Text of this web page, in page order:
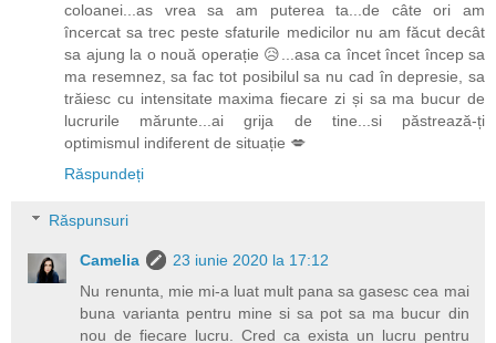
coloanei...as vrea sa am puterea ta...de câte ori am
încercat sa trec peste sfaturile medicilor nu am făcut decât
sa ajung la o nouă operație 😥...asa ca încet încet încep sa
ma resemnez, sa fac tot posibilul sa nu cad în depresie, sa
trăiesc cu intensitate maxima fiecare zi și sa ma bucur de
lucrurile mărunte...ai grija de tine...si păstrează-ți
optimismul indiferent de situație 💋
Răspundeți
Răspunsuri
Camelia
23 iunie 2020 la 17:12
Nu renunta, mie mi-a luat mult pana sa gasesc cea mai
buna varianta pentru mine si sa pot sa ma bucur din
nou de fiecare lucru. Cred ca exista un lucru pentru